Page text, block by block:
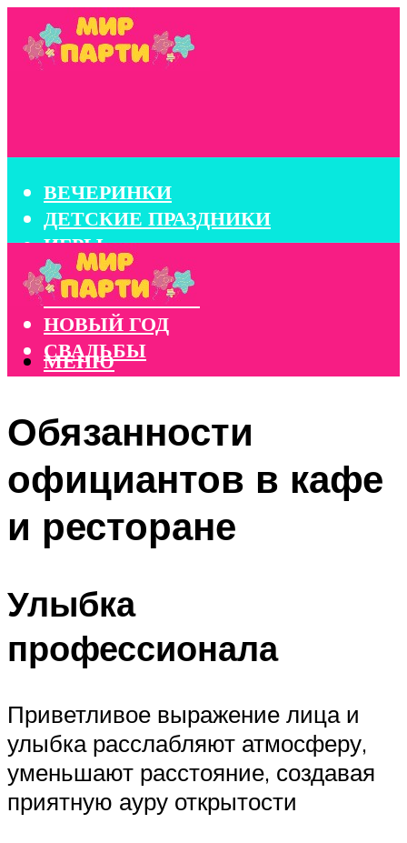
ВЕЧЕРИНКИ
ДЕТСКИЕ ПРАЗДНИКИ
ИГРЫ
КОНКУРСЫ
КОРПОРАТИВЫ
НОВЫЙ ГОД
СВАДЬБЫ
МЕНЮ
Обязанности
официантов в кафе
и ресторане
Улыбка
профессионала
Приветливое выражение лица и
улыбка расслабляют атмосферу,
уменьшают расстояние, создавая
приятную ауру открытости